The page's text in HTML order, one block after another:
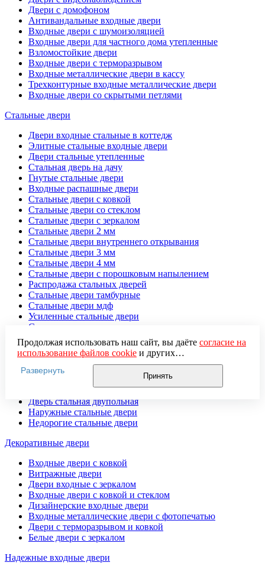
Двери с домофоном
Антивандальные входные двери
Входные двери с шумоизоляцией
Входные двери для частного дома утепленные
Взломостойкие двери
Входные двери с терморазрывом
Входные металлические двери в кассу
Трехконтурные входные металлические двери
Входные двери со скрытыми петлями
Стальные двери
Двери входные стальные в коттедж
Элитные стальные входные двери
Двери стальные утепленные
Стальная дверь на дачу
Гнутые стальные двери
Входные распашные двери
Стальные двери с ковкой
Стальные двери со стеклом
Стальные двери с зеркалом
Стальные двери 2 мм
Стальные двери внутреннего открывания
Стальные двери 3 мм
Стальные двери 4 мм
Стальные двери с порошковым напылением
Распродажа стальных дверей
Стальные двери тамбурные
Стальные двери мдф
Усиленные стальные двери
Стальные двустворчатые двери
Стальные двери с терморазрывом
Взломостойкие входные двери
Стальные двери массив
Стальные двери с шумоизоляцией
Двери стальные уличные
Дверь стальная двупольная
Наружные стальные двери
Недорогие стальные двери
Декоративные двери
Входные двери с ковкой
Витражные двери
Двери входные с зеркалом
Входные двери с ковкой и стеклом
Дизайнерские входные двери
Входные металлические двери с фотопечатью
Двери с терморазрывом и ковкой
Белые двери с зеркалом
Надежные входные двери
Продолжая использовать наш сайт, вы даёте согласие на
использование файлов cookieи других
пользовательских данных (включая IP-адрес, сведения о
местоположении, устройстве, действиях на сайте и т. п.)
для функционирования сайта, проведения
использования систем аналитики (например,
Яндекс.Метрика), в соответствии с нашей
обработки персональных данных.
настройте ограничения в браузере или покиньте сайт.
Развернуть
Принять